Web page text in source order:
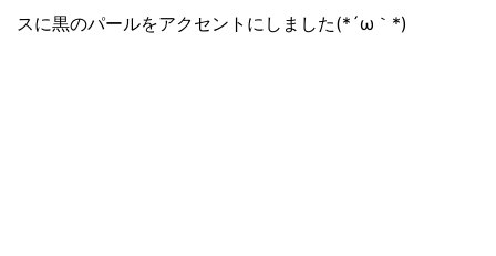
スに黒のパールをアクセントにしました(*´ω｀*)